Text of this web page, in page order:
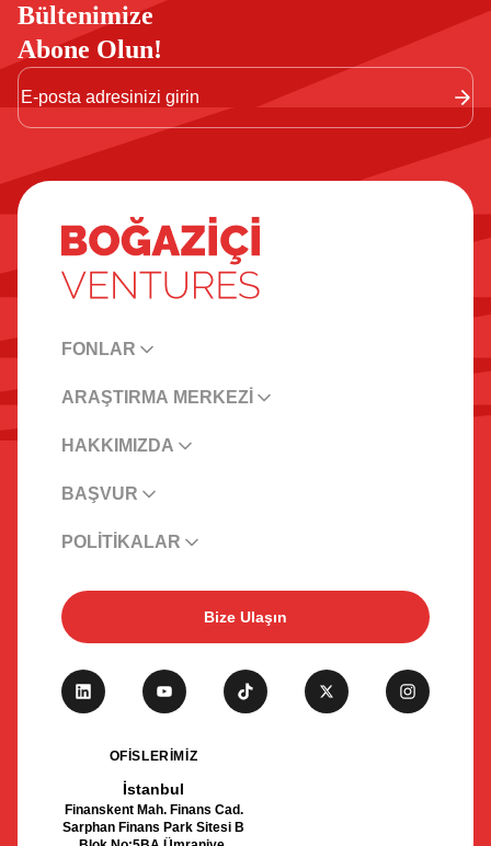
Bültenimize
Abone Olun!
FONLAR
ARAŞTIRMA MERKEZİ
HAKKIMIZDA
BAŞVUR
POLİTİKALAR
Bize Ulaşın
OFİSLERİMİZ
İstanbul
Finanskent Mah. Finans Cad.
Sarphan Finans Park Sitesi B